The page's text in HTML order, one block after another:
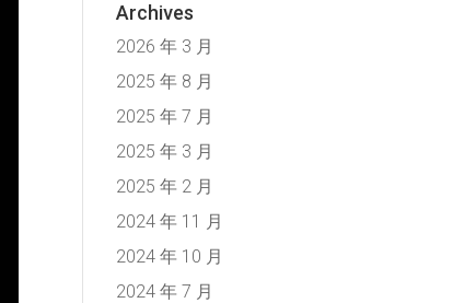
Archives
2026 年 3 月
2025 年 8 月
2025 年 7 月
2025 年 3 月
2025 年 2 月
2024 年 11 月
2024 年 10 月
2024 年 7 月